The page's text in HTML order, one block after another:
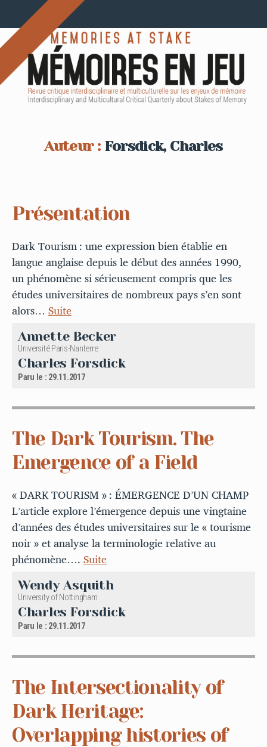
Auteur : Forsdick, Charles
Présentation
Dark Tourism : une expression bien établie en
langue anglaise depuis le début des années 1990,
un phénomène si sérieusement compris que les
études universitaires de nombreux pays s’en sont
alors… Suite
Annette Becker
Université Paris-Nanterre
Charles Forsdick
Paru le : 29.11.2017
The Dark Tourism. The
Emergence of a Field
« DARK TOURISM » : ÉMERGENCE D’UN CHAMP
L’article explore l’émergence depuis une vingtaine
d’années des études universitaires sur le « tourisme
noir » et analyse la terminologie relative au
phénomène….Suite
Wendy Asquith
University of Nottingham
Charles Forsdick
Paru le : 29.11.2017
The Intersectionality of
Dark Heritage:
Overlapping histories of